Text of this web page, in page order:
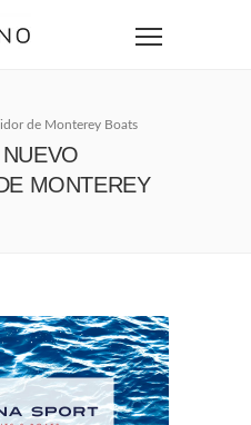
de Monterey Boats
MONTEREY